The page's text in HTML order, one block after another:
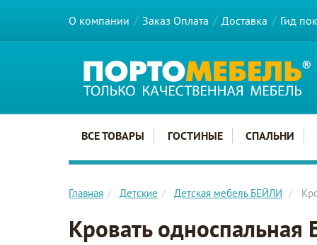
О компании Заказ Оплата Доставка Гид
Главное меню сайта
ВСЕ ТОВАРЫ ГОСТИНЫЕ СПАЛЬНИ
Главная Детские Детская мебель БЕЙЛИ
Кровать односпальная